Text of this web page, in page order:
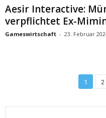
Aesir Interactive:
verpflichtet Ex-
Gameswirtschaft - 23. Februar
1 2